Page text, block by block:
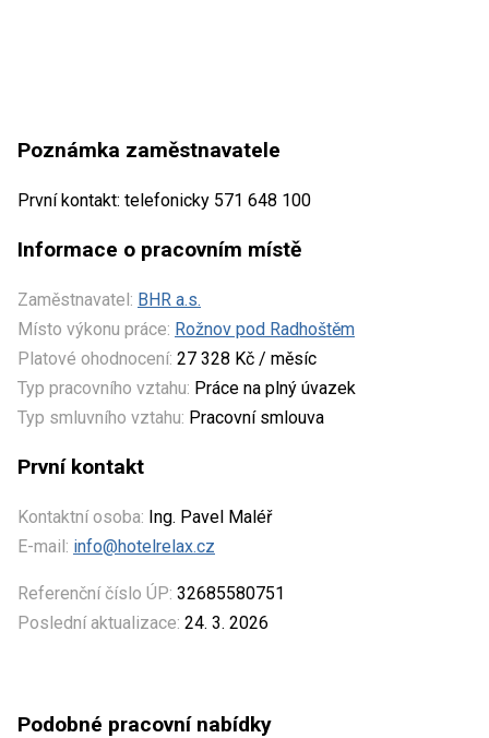
Poznámka zaměstnavatele
První kontakt: telefonicky 571 648 100
Informace o pracovním místě
Zaměstnavatel: BHR a.s.
Místo výkonu práce: Rožnov pod Radhoštěm
Platové ohodnocení: 27 328 Kč / měsíc
Typ pracovního vztahu: Práce na plný úvazek
Typ smluvního vztahu: Pracovní smlouva
První kontakt
Kontaktní osoba: Ing. Pavel Maléř
E-mail: info@hotelrelax.cz
Referenční číslo ÚP: 32685580751
Poslední aktualizace: 24. 3. 2026
Podobné pracovní nabídky